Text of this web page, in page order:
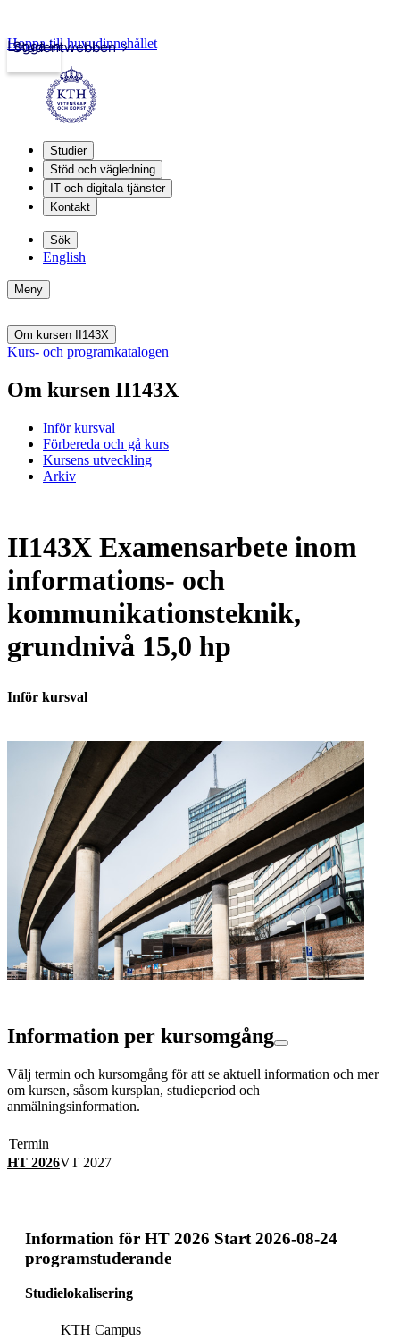
Studentwebben
Logga in
Hoppa till huvudinnehållet
Studier
Stöd och vägledning
IT och digitala tjänster
Kontakt
Sök
English
Meny
Om kursen II143X
Kurs- och programkatalogen
Om kursen II143X
Inför kursval
Förbereda och gå kurs
Kursens utveckling
Arkiv
II143X Examensarbete inom
informations- och
kommunikationsteknik,
grundnivå 15,0 hp
Inför kursval
Information per kursomgång
Välj termin och kursomgång för att se aktuell information och mer
om kursen, såsom kursplan, studieperiod och
anmälningsinformation.
Termin
HT 2026VT 2027
Information för HT 2026 Start 2026-08-24
programstuderande
Studielokalisering
KTH Campus